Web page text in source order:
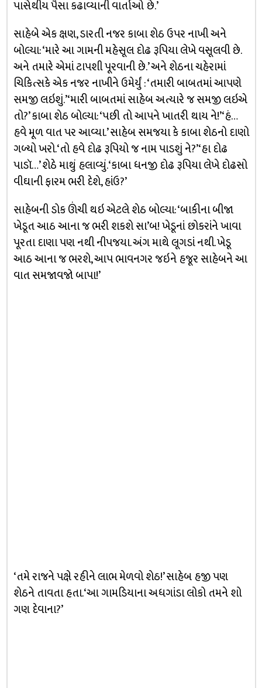
પાસેથીય પૈસા કઢાવ્યાની વાર્તાઓ છે.’
સાહેબે એક ક્ષણ, ડારતી નજર કાબા શેઠ ઉપર નાખી અને
બોલ્યા: ‘મારે આ ગામની મહેસૂલ દોઢ રૂપિયા લેખે વસૂલવી છે.
અને તમારે એમાં ટાપશી પૂરવાની છે.’ અને શેઠના ચહેરામાં
ચિકિત્સકે એક નજર નાખીને ઉમેર્યું : ‘તમારી બાબતમાં આપણે
સમજી લઇશું.’ ‘મારી બાબતમાં સાહેબ અત્યારે જ સમજી લઇએ
તો?’ કાબા શેઠ બોલ્યા: ‘પછી તો આપને ખાતરી થાય ને!’ ‘હં…
હવે મૂળ વાત પર આવ્યા.’ સાહેબ સમજયા કે કાબા શેઠનો દાણો
ગળ્યો ખરો. ‘તો હવે દોઢ રૂપિયો જ નામ પાડશું ને?’ ‘હા દોઢ
પાડૉ…’ શેઠે માથું હલાવ્યું. ‘કાબા ધનજી દોઢ રૂપિયા લેખે દોઢસો
વીઘાની ફારમ ભરી દેશે, હાંઉ?’
સાહેબની ડોક ઊંચી થઇ એટલે શેઠ બોલ્યા: ‘બાકીના બીજા
ખેડૂત આઠ આના જ ભરી શકશે સા’બ! ખેડૂનાં છોકરાંને ખાવા
પૂરતા દાણા પણ નથી નીપજયા. અંગ માથે લૂગડાં નથી. ખેડૂ
આઠ આના જ ભરશે, આપ ભાવનગર જઇને હજૂર સાહેબને આ
વાત સમજાવજો બાપા!’
‘તમે રાજને પક્ષે રહીને લાભ મેળવો શેઠ!’ સાહેબ હજી પણ
શેઠને તાવતા હતા. ‘આ ગામડિયાના અધગાંડા લોકો તમને શો
ગણ દેવાના?’